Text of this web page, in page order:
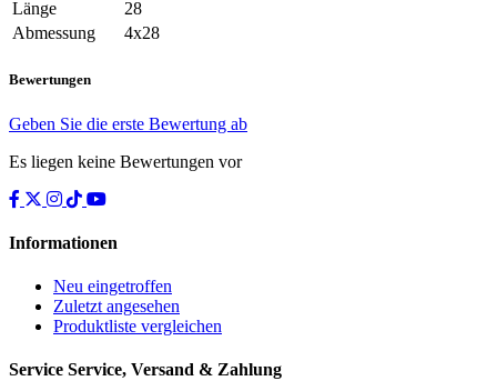
Länge
28
Abmessung
4x28
Bewertungen
Geben Sie die erste Bewertung ab
Es liegen keine Bewertungen vor
Informationen
Neu eingetroffen
Zuletzt angesehen
Produktliste vergleichen
Service Service, Versand & Zahlung